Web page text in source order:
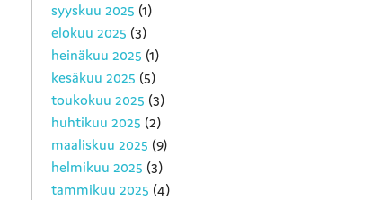
syyskuu 2025 (1)
elokuu 2025 (3)
heinäkuu 2025 (1)
kesäkuu 2025 (5)
toukokuu 2025 (3)
huhtikuu 2025 (2)
maaliskuu 2025 (9)
helmikuu 2025 (3)
tammikuu 2025 (4)